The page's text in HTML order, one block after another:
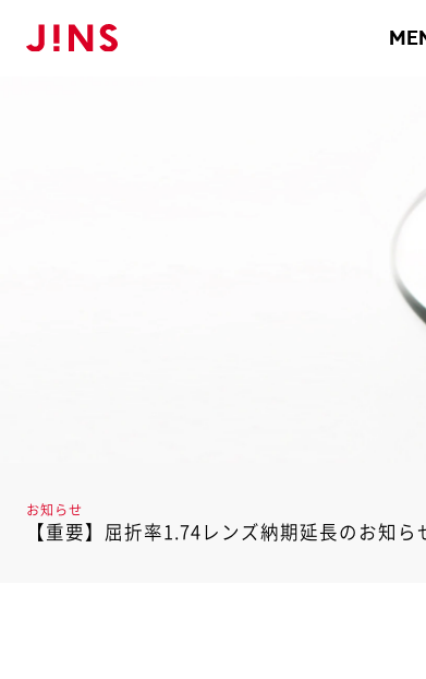
メガネのJINS TOP
お知らせ
【重要】屈折率1.74レンズ納期延長のお知